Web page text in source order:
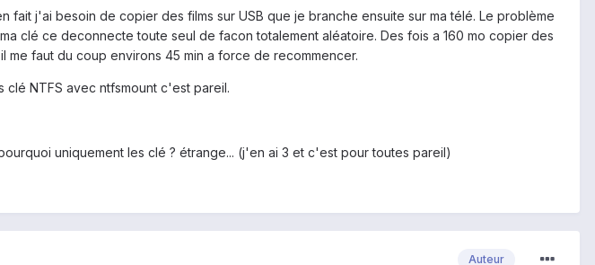
j'ai besoin de copier des films sur USB que je branche ensuite sur ma télé. Le problème
clé ce deconnecte toute seul de facon totalement aléatoire. Des fois a 160 mo copier des
me faut du coup environs 45 min a force de recommencer.
NTFS avec ntfsmount c'est pareil.
uniquement les clé ? étrange... (j'en ai 3 et c'est pour toutes pareil)
Auteur